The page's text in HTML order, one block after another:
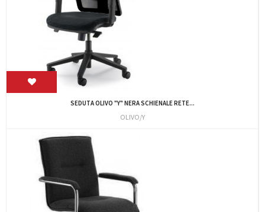
SEDUTA OLIVO "Y" NERA SCHIENALE RETE...
OLIVO/Y